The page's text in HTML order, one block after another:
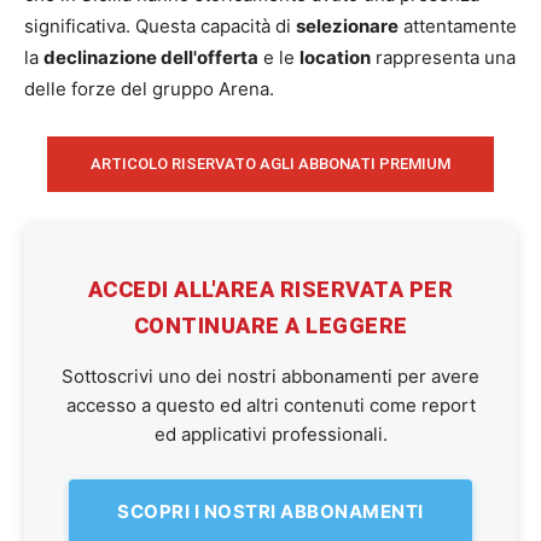
significativa. Questa capacità di selezionare attentamente
la declinazione dell'offerta e le location rappresenta una
delle forze del gruppo Arena.
ARTICOLO RISERVATO AGLI ABBONATI PREMIUM
ACCEDI ALL'AREA RISERVATA PER
CONTINUARE A LEGGERE
Sottoscrivi uno dei nostri abbonamenti per avere
accesso a questo ed altri contenuti come report
ed applicativi professionali.
SCOPRI I NOSTRI ABBONAMENTI